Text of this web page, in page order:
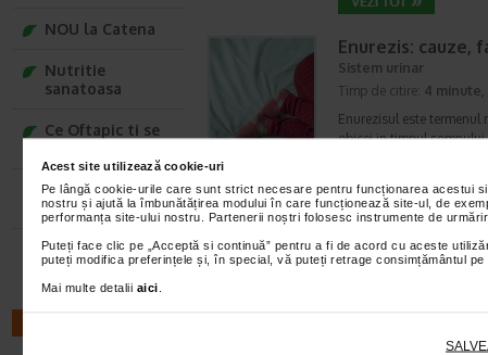
Acest site utilizează cookie-uri
Pe lângă cookie-urile care sunt strict necesare pentru funcționarea acestui
nostru și ajută la îmbunătățirea modului în care funcționează site-ul, de
performanța site-ului nostru. Partenerii noștri folosesc instrumente de
Puteți face clic pe „Acceptă si continuă” pentru a fi de acord cu aceste
puteți modifica preferințele și, în special, vă puteți retrage consimțământul
Mai multe detalii aici
Enurezis: cauze,
Sistem urinar
Timp de citire: 4 minute,
Enurezisul este
obicei in timpul
Senzatia de prea
tratati
Multi oameni au
NOU la Catena
Nutritie
sanatoasa
Ce Oftapic ti se
Adora – Adorabili
din prima clipa
Seturi cadou
Baylis&Harding